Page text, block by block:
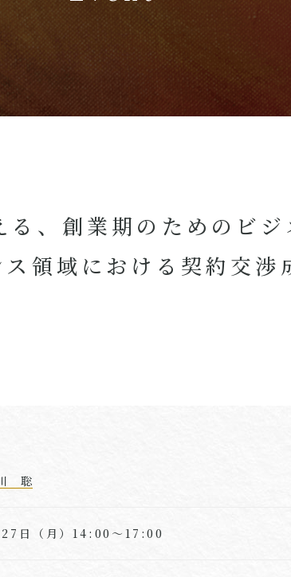
、創業期のためのビ
ス領域における契約交
聡
日（月）14:00～17:00